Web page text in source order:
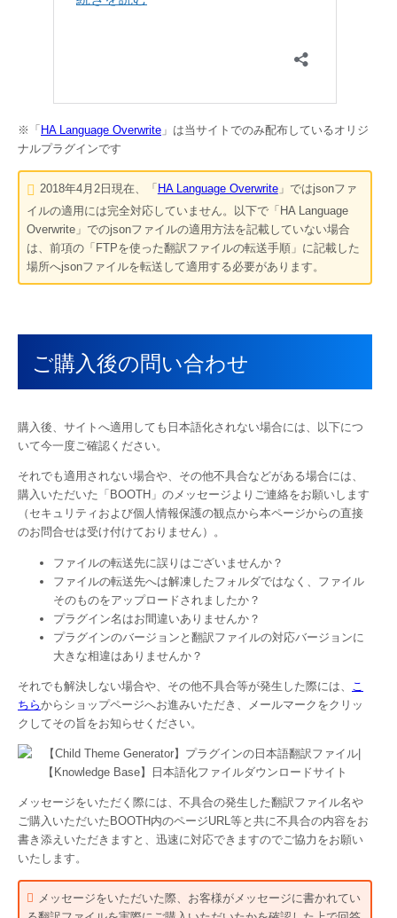
※「 HA Language Overwrite 」は当サイトでのみ配布しているオリジ
ナルプラグインです
2018年4月2日現在、「HA Language Overwrite」ではjsonファ
イルの適用には完全対応していません。以下で「HA Language
Overwrite」でのjsonファイルの適用方法を記載していない場合
は、前項の「FTPを使った翻訳ファイルの転送手順」に記載した
場所へjsonファイルを転送して適用する必要があります。
ご購入後の問い合わせ
購入後、サイトへ適用しても日本語化されない場合には、以下につ
いて今一度ご確認ください。
それでも適用されない場合や、その他不具合などがある場合には、
購入いただいた「BOOTH」のメッセージよりご連絡をお願いします
（セキュリティおよび個人情報保護の観点から本ページからの直接
のお問合せは受け付けておりません）。
ファイルの転送先に誤りはございませんか？
ファイルの転送先へは解凍したフォルダではなく、ファイル
そのものをアップロードされましたか？
プラグイン名はお間違いありませんか？
プラグインのバージョンと翻訳ファイルの対応バージョンに
大きな相違はありませんか？
それでも解決しない場合や、その他不具合等が発生した際には、
こ
ちらからショップページへお進みいただき、メールマークをクリッ
クしてその旨をお知らせください。
メッセージをいただく際には、不具合の発生した翻訳ファイル名や
ご購入いただいたBOOTH内のページURL等と共に不具合の内容をお
書き添えいただきますと、迅速に対応できますのでご協力をお願い
いたします。
メッセージをいただいた際、お客様がメッセージに書かれてい